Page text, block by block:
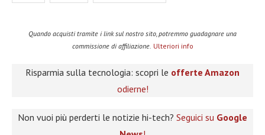
Quando acquisti tramite i link sul nostro sito, potremmo guadagnare una
commissione di affiliazione. Ulteriori info
Risparmia sulla tecnologia: scopri le offerte Amazon
odierne!
Non vuoi più perderti le notizie hi-tech? Seguici su Google